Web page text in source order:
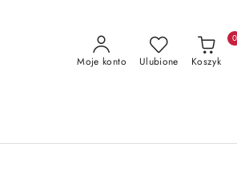
Moje konto Ulubione Koszyk
0